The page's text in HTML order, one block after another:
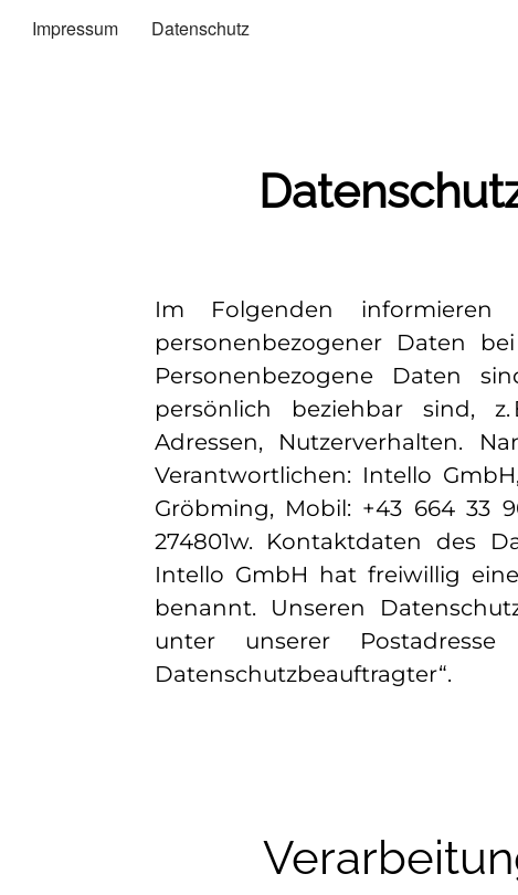
Impressum Datenschutz
Im Folgenden
personenbezogener Daten
Personenbezogene Daten
persönlich beziehbar sind, z.
Adressen, Nutzerverhalten.
Verantwortlichen: Intello
Gröbming, Mobil: +43 664 33
274801w. Kontaktdaten des
Intello GmbH hat freiwillig
benannt. Unseren
unter unserer
Datenschutzbeauftragter“.